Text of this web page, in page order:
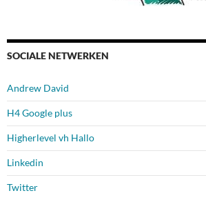
SOCIALE NETWERKEN
Andrew David
H4 Google plus
Higherlevel vh Hallo
Linkedin
Twitter